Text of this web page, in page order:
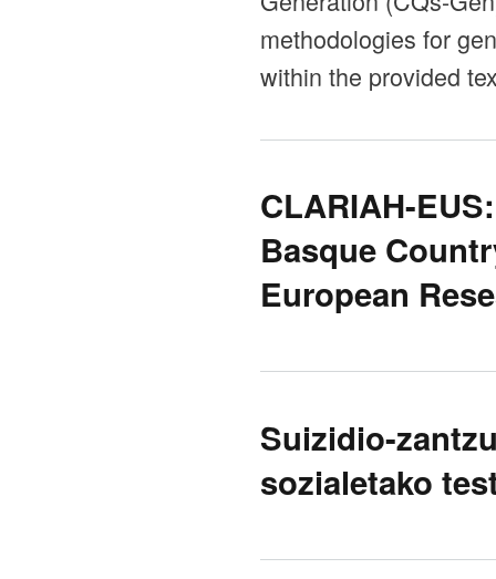
methodologies for
within the provided
CLARIAH-
Basque
European
Suizidio-
sozialetako